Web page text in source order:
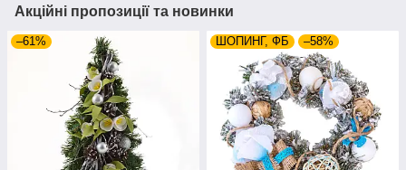
Акційні пропозиції та новинки
–61% ШОПИНГ, ФБ –58%